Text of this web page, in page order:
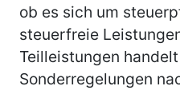
ob es sich um
steuerfreie
Teilleistungen
Sonderregelungen